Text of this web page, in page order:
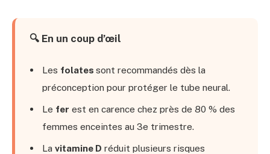
🔍 En un coup d’œil
Les folates sont recommandés dès la
préconception pour protéger le tube neural.
Le fer est en carence chez près de 80 % des
femmes enceintes au 3e trimestre.
La vitamine D réduit plusieurs risques